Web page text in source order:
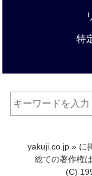
特
yakuji.co.jp » に
総ての著作権は
(C)